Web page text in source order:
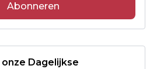
Abonneren
onze Dagelijkse